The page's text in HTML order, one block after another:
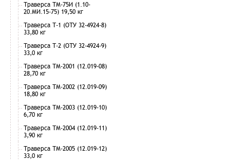
Траверса ТМ-75И (1.10-
20.МИ.15-75) 19,50 кг
Траверса Т-1 (ОТУ 32-4924-8)
33,80 кг
Траверса Т-2 (ОТУ 32-4924-9)
33,0 кг
Траверса ТМ-2001 (12.019-08)
28,70 кг
Траверса ТМ-2002 (12.019-09)
18,80 кг
Траверса ТМ-2003 (12.019-10)
6,70 кг
Траверса ТМ-2004 (12.019-11)
3,90 кг
Траверса ТМ-2005 (12.019-12)
33,0 кг